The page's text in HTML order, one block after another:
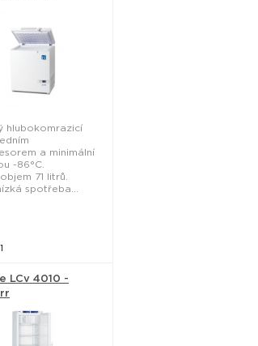
hlubokomrazicí
a minimální
-86°C.
71 litrů.
spotřeba...
LCv 4010 -